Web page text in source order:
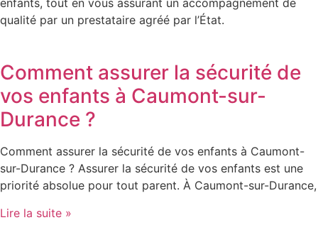
qualité par un prestataire agréé par l’État.
Comment assurer la sécurité de
vos enfants à Caumont-sur-
Durance ?
Comment assurer la sécurité de vos enfants à Caumont-
sur-Durance ? Assurer la sécurité de vos enfants est une
priorité absolue pour tout parent. À Caumont-sur-Durance,
Lire la suite »